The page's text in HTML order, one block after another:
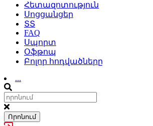
Հետազոտություն
Սոցցանցեր
ՏՏ
FAQ
Սպորտ
Օֆթոպ
Բոլոր հոդվածները
...
Որոնում